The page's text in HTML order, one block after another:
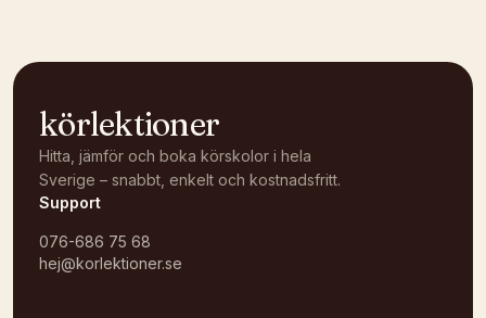
körlektioner
Hitta, jämför och boka körskolor i hela
Sverige – snabbt, enkelt och kostnadsfritt.
Support
076-686 75 68
hej@korlektioner.se